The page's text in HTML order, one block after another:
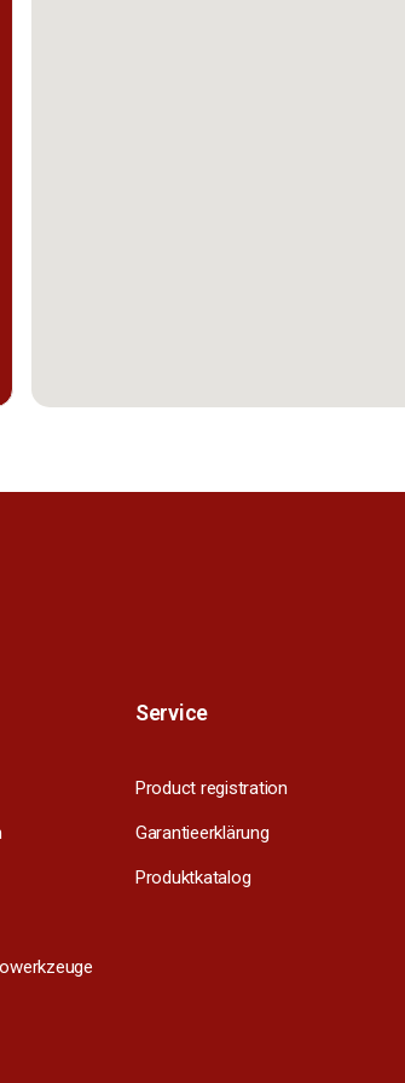
Service
Product registration
Garantieerklärung
Produktkatalog